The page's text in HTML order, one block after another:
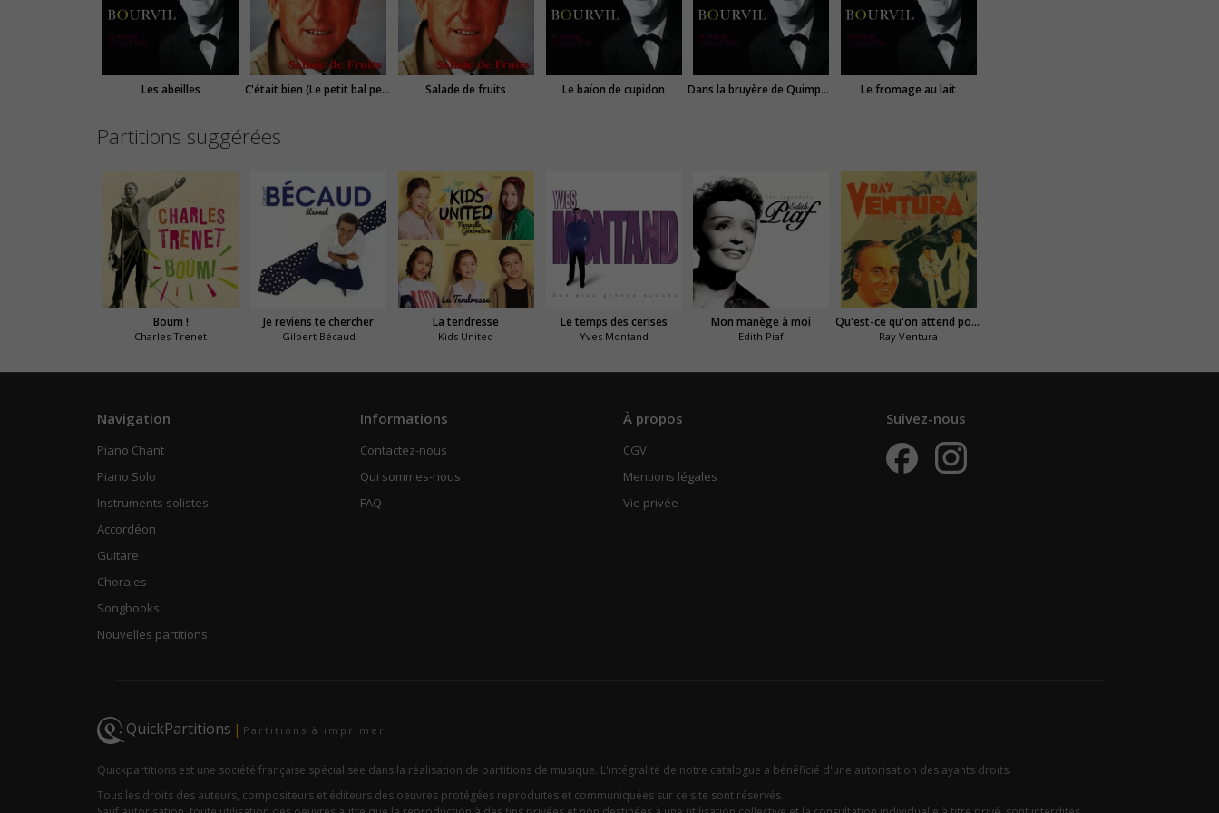
Les abeilles C'était bien (Le petit bal perdu) Salade de fruits Le baïon de cupidon Dans la bruyère de Quimperlé Le fromage au lait
Partitions suggérées
Boum !
Charles Trenet
Je reviens te chercher
Gilbert Bécaud
La tendresse
Kids United
Le temps des cerises
Yves Montand
Mon manège à moi
Edith Piaf
Qu'est-ce qu'on attend pour être heureux
Ray Ventura
Navigation
Piano Chant
Piano Solo
Instruments solistes
Accordéon
Guitare
Chorales
Songbooks
Nouvelles partitions
Informations
Contactez-nous
Qui sommes-nous
FAQ
À propos
CGV
Mentions légales
Vie privée
Suivez-nous
QuickPartitions | Partitions à imprimer
Quickpartitions est une société française spécialisée dans la réalisation de partitions de musique. L'intégralité de notre catalogue a bénéficié d'une autorisation des ayants droits.
Tous les droits des auteurs, compositeurs et éditeurs des oeuvres protégées reproduites et communiquées sur ce site sont réservés.